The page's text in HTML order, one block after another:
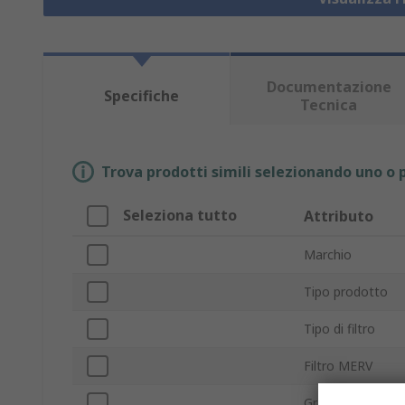
Specifiche
Documentazione
Tecnica
Trova prodotti simili selezionando uno
Seleziona tutto Attributo
Marchio
Tipo prodotto
Tipo di filtro
Filtro MERV